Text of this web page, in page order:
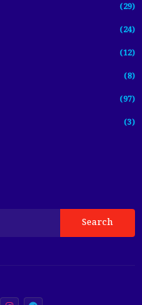
(29)
(24)
(12)
(8)
(97)
(3)